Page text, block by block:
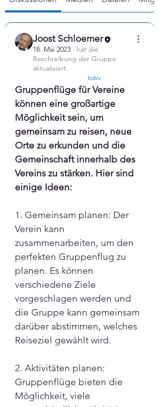
Joost Schloemer
18. Mai 2023 · hat die
Beschreibung der Gruppe
aktualisiert.
bdvv
Gruppenflüge für Vereine
können eine großartige
Möglichkeit sein, um
gemeinsam zu reisen, neue
Orte zu erkunden und die
Gemeinschaft innerhalb des
Vereins zu stärken. Hier sind
einige Ideen:
1. Gemeinsam planen: Der
Verein kann
zusammenarbeiten, um den
perfekten Gruppenflug zu
planen. Es können
verschiedene Ziele
vorgeschlagen werden und
die Gruppe kann gemeinsam
darüber abstimmen, welches
Reiseziel gewählt wird.
2. Aktivitäten planen:
Gruppenflüge bieten die
Möglichkeit, viele